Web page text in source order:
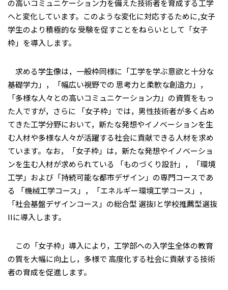
の高いコミュニケーション力を備えた技術者を育成する工学
へと変化しています。このような変化に対応するために,女子
学生のより積極的な 受験を促すことをねらいとして「女子
枠」を導入します。
求める学生像は，一般枠同様に「工学を学ぶ意欲と十分な
基礎学力」，「幅広い視野での 思考力と柔軟な創造力」，
「多様な人々との高いコミュニケーション力」の資質をもっ
た人ですが，さらに 「女子枠」では，男性技術者が多く占め
てきた工学分野において，新たな発想やイノベーションを生
む人材や多様な人々が活躍する社会に貢献できる人材を求め
ています。なお，「女子枠」は，新たな発想やイノベーショ
ンを生む人材が求められている 「ものづくり設計」，「環境
工学」および「持続可能な都市デザイン」の専門コースであ
る 「機械工学コース」，「エネルギー環境工学コース」，
「社会基盤デザインコース」の総合型 選抜Iと学校推薦型選抜
IIに導入します。
この「女子枠」導入により，工学部への入学生全体の教育
の質を大幅に向上し，多様で 高度化する社会に貢献する技術
者の育成を促進します。